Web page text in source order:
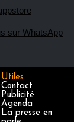
Utiles
Contact
Publicité
Agenda
La presse en